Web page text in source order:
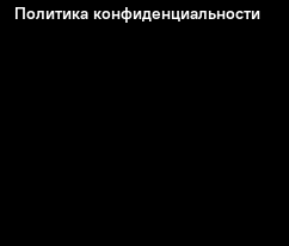
Политика конфиденциальности